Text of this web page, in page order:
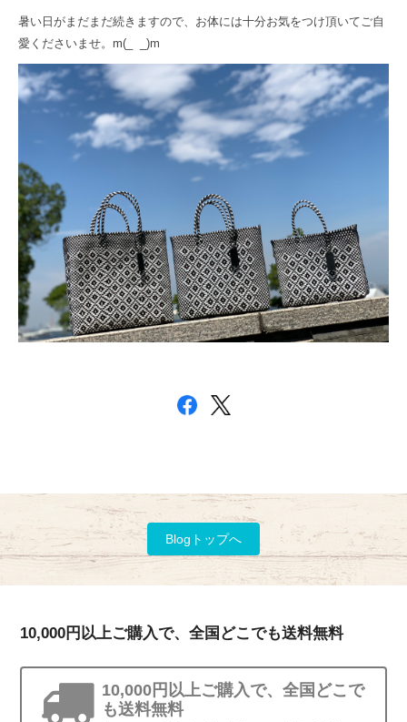
暑い日がまだまだ続きますので、お体には十分お気をつけ頂いてご自
愛くださいませ。m(_ _)m
Blogトップへ
10,000円以上ご購入で、全国どこでも送料無料
10,000円以上ご購入で、全国どこで
も送料無料